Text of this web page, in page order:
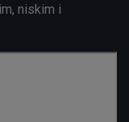
niskim i